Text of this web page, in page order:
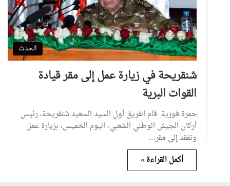
الحدث
شنقريحة في زيارة عمل إلى مقر قيادة
القوات البرية
حمرة فوزية قام الفريق أول السيد السعيد شنقريحة، رئيس
أركان الجيش الوطني الشعبي، اليوم الخميس، بزيارة عمل
وتفقد إلى مقر…
أكمل القراءة »